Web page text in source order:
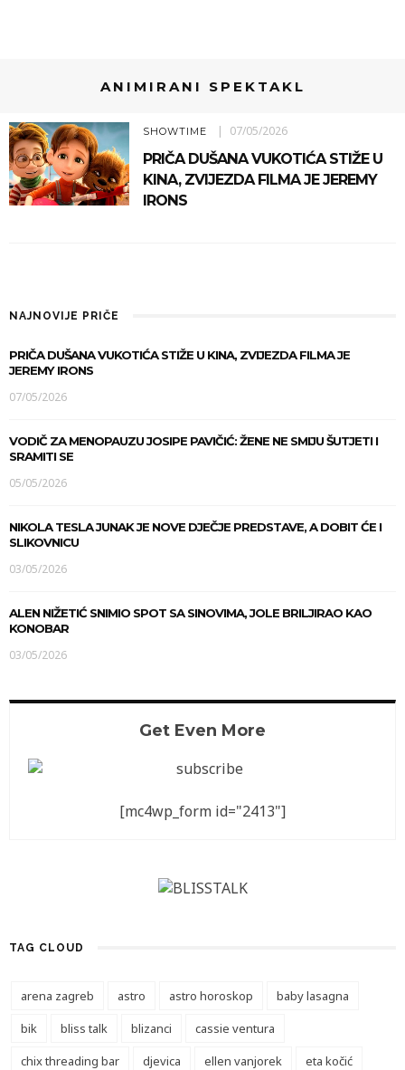
ANIMIRANI SPEKTAKL
SHOWTIME 07/05/2026
PRIČA DUŠANA VUKOTIĆA STIŽE U
KINA, ZVIJEZDA FILMA JE JEREMY
IRONS
NAJNOVIJE PRIČE
PRIČA DUŠANA VUKOTIĆA STIŽE U KINA, ZVIJEZDA FILMA JE
JEREMY IRONS
07/05/2026
VODIČ ZA MENOPAUZU JOSIPE PAVIČIĆ: ŽENE NE SMIJU ŠUTJETI I
SRAMITI SE
05/05/2026
NIKOLA TESLA JUNAK JE NOVE DJEČJE PREDSTAVE, A DOBIT ĆE I
SLIKOVNICU
03/05/2026
ALEN NIŽETIĆ SNIMIO SPOT SA SINOVIMA, JOLE BRILJIRAO KAO
KONOBAR
03/05/2026
Get Even More
[mc4wp_form id="2413"]
TAG CLOUD
arena zagreb astro astro horoskop
baby lasagna
bik
bliss talk blizanci
cassie ventura
chix threading bar
djevica ellen vanjorek
eta kočić